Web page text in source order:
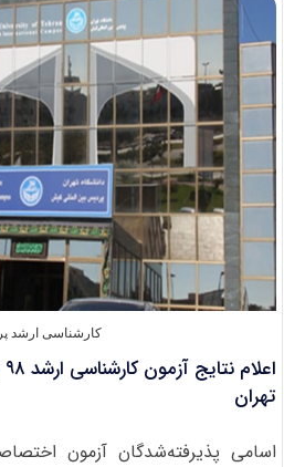
نام
پذیرفته
شدگان
کارشناسی
ارشد
۹۸
کارشناسی ارشد
تهران
اسامی پذیرفته‌شدگان آزمون